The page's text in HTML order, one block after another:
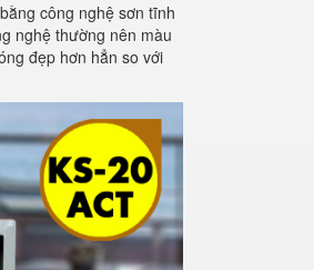
công nghệ sơn tĩnh
nghệ thường nên màu
đẹp hơn hẳn so với